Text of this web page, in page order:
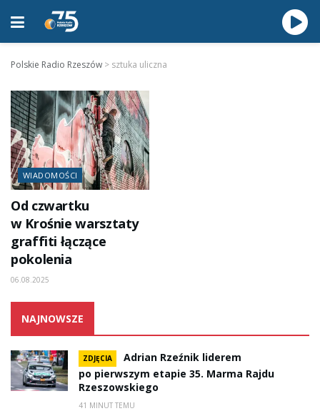
Polskie Radio Rzeszów > sztuka uliczna
WIADOMOŚCI
Od czwartku
w Krośnie warsztaty
graffiti łączące
pokolenia
06.08.2025
NAJNOWSZE
ZDJĘCIA
Adrian Rzeźnik liderem
po pierwszym etapie 35. Marma Rajdu
Rzeszowskiego
41 MINUT TEMU